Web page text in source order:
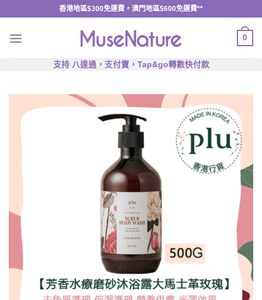
content
香港地區$300免運費，澳門地區$600免運費**
0
支持 八達通，支付寶，Tap&go轉數快付款